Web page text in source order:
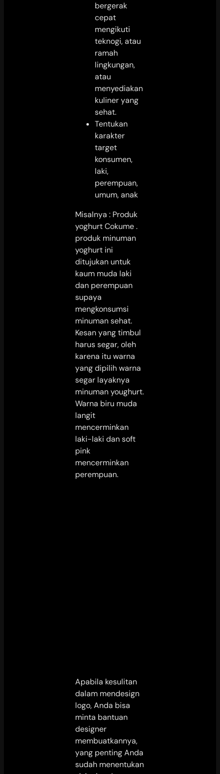
bergerak
cepat
mengikuti
teknogi, atau
ramah
lingkungan,
atau
menyediakan
kuliner yang
sehat.
Tentukan
karakter
target
konsumen,
laki,
perempuan,
umum, anak
Misalnya : Produk
yoghurt Cokume .
produk minuman
yoghurt ini
ditujukan untuk
kaum muda laki
dan perempuan
supaya
mengkonsumsi
minuman sehat.
Kesan yang timbul
harus segar, oleh
karena itu warna
yang dipilih warna
segar layaknya
minuman youghurt.
Warna biru muda
langit
mencerminkan
laki-laki dan soft
pink
mencerminkan
perempuan.
Apabila kesulitan
dalam mendesign
logo, Anda bisa
minta bantuan
designer
membuatkannya,
yang penting Anda
sudah menentukan